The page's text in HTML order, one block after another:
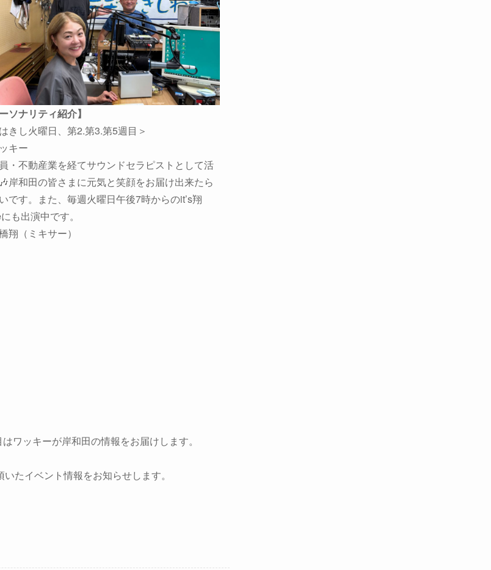
ーソナリティ紹介】
きし火曜日、第2.第3.第5週目＞
キー
・不動産業を経てサウンドセラピストとして活
岸和田の皆さまに元気と笑顔をお届け出来たら
です。また、毎週火曜日午後7時からのit’s翔
も出演中です。
翔（ミキサー）
ワッキーが岸和田の情報をお届けします。
たイベント情報をお知らせします。